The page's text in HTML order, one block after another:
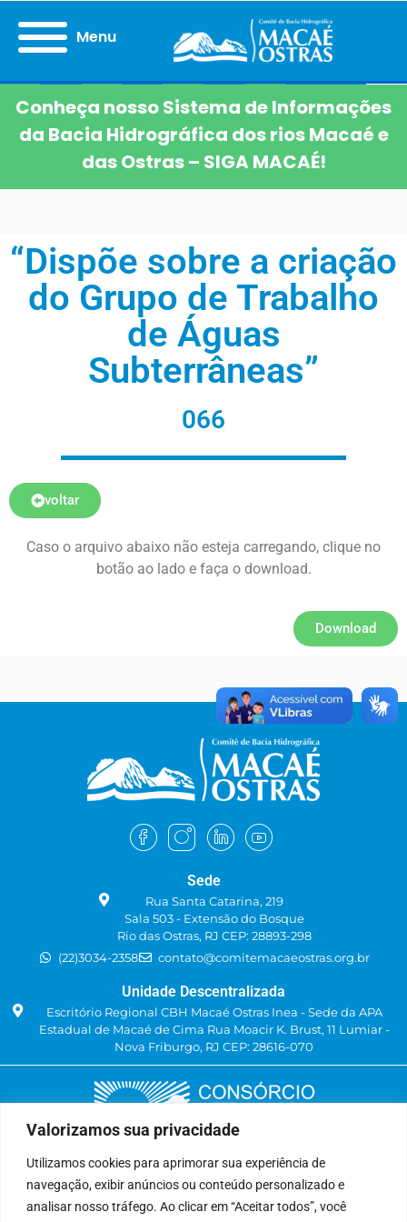
Valorizamos sua privacidade
Utilizamos cookies para aprimorar sua experiência de
navegação, exibir anúncios ou conteúdo personalizado e
analisar nosso tráfego. Ao clicar em “Aceitar todos”, você
Menu
Conheça nosso Sistema de Informações
da Bacia Hidrográfica dos rios Macaé e
das Ostras – SIGA MACAÉ!
“Dispõe sobre a criação
do Grupo de Trabalho
de Águas
Subterrâneas”
066
voltar
Caso o arquivo abaixo não esteja carregando, clique no
botão ao lado e faça o download.
Download
Sede
Rua Santa Catarina, 219
Sala 503 - Extensão do Bosque
Rio das Ostras, RJ CEP: 28893-298
(22)3034-2358
contato@comitemacaeostras.org.br
Unidade Descentralizada
Escritório Regional CBH Macaé Ostras Inea - Sede da APA
Estadual de Macaé de Cima Rua Moacir K. Brust, 11 Lumiar -
Nova Friburgo, RJ CEP: 28616-070
Delegatária (CILSJ)